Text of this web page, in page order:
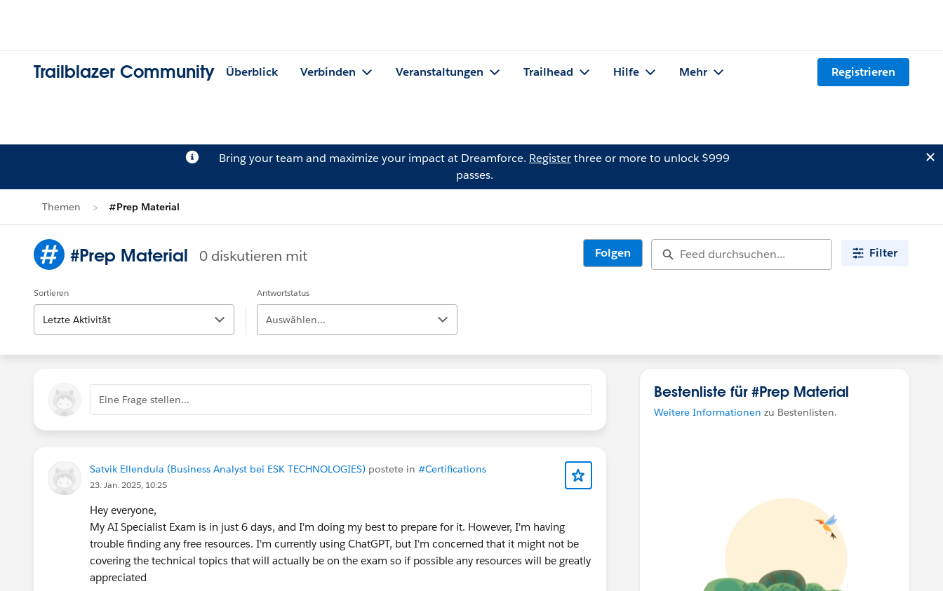
Trailblazer Community Überblick Verbinden Veranstaltungen Trailhead Hilfe Mehr Registrieren
Bring your team and maximize your impact at Dreamforce. Registerthree or more to unlock $999
passes.
Themen #Prep Material
#Prep Material 0 diskutieren mit Folgen Filter
Sortieren
Letzte Aktivität
Antwortstatus
Auswählen...
Eine Frage stellen...
Satvik Ellendula (Business Analyst bei ESK TECHNOLOGIES) postete in #Certifications
23. Jan. 2025, 10:25
Hey everyone,
My AI Specialist Exam is in just 6 days, and I'm doing my best to prepare for it. However, I'm having
trouble finding any free resources. I'm currently using ChatGPT, but I'm concerned that it might not be
covering the technical topics that will actually be on the exam so if possible any resources will be greatly
appreciated
Bestenliste für #Prep Material
Weitere Informationen zu Bestenlisten.